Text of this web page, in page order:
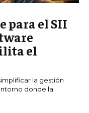
para el SII
el
la gestión
donde la